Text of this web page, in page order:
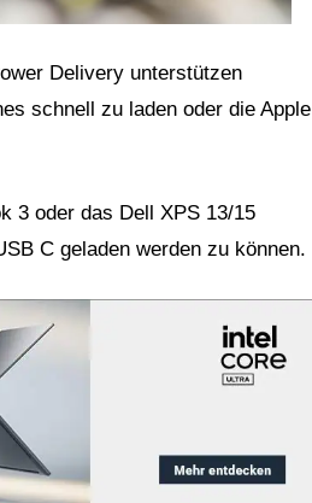
Delivery unterstützen
schnell zu laden oder die Apple
3 oder das Dell XPS 13/15
C geladen werden zu können.